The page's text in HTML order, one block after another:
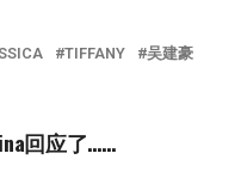
TIFFANY
吴建豪
回应了……